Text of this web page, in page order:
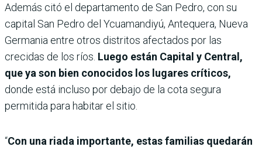
Además citó el departamento de San Pedro, con su
capital San Pedro del Ycuamandiyú, Antequera, Nueva
Germania entre otros distritos afectados por las
crecidas de los ríos. Luego están Capital y Central,
que ya son bien conocidos los lugares críticos,
donde está incluso por debajo de la cota segura
permitida para habitar el sitio.
“Con una riada importante, estas familias quedarán